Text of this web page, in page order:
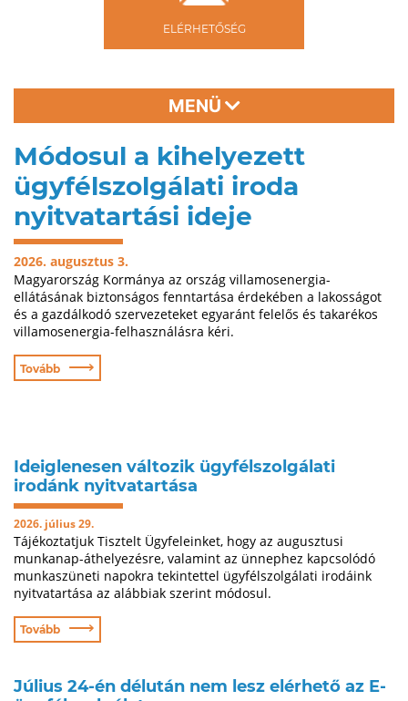
ELÉRHETŐSÉG
MENÜ
Módosul a kihelyezett
ügyfélszolgálati iroda
nyitvatartási ideje
2026. augusztus 3.
Magyarország Kormánya az ország villamosenergia-
ellátásának biztonságos fenntartása érdekében a lakosságot
és a gazdálkodó szervezeteket egyaránt felelős és takarékos
villamosenergia-felhasználásra kéri.
Tovább ⟶
Ideiglenesen változik ügyfélszolgálati
irodánk nyitvatartása
2026. július 29.
Tájékoztatjuk Tisztelt Ügyfeleinket, hogy az augusztusi
munkanap-áthelyezésre, valamint az ünnephez kapcsolódó
munkaszüneti napokra tekintettel ügyfélszolgálati irodáink
nyitvatartása az alábbiak szerint módosul.
Tovább ⟶
Július 24-én délután nem lesz elérhető az E-